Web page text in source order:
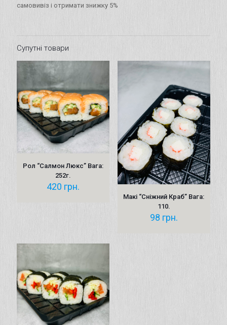
самовивіз і отримати знижку 5%
Супутні товари
Рол “Салмон Люкс” Вага:
252г.
420 грн.
Макі “Сніжний Краб” Вага:
110.
98 грн.